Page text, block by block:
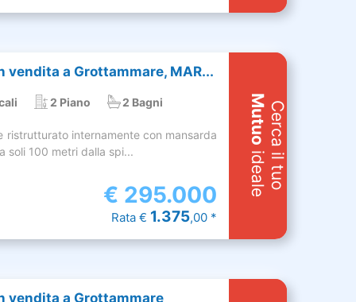
vendita a Grottammare, MAR...
2 Piano 2 Bagni
ristrutturato internamente con mansarda
soli 100 metri dalla spi...
€ 295.000
Rata € 1.375,00 *
Cerca il tuo
Mutuo
ideale
vendita a Grottammare